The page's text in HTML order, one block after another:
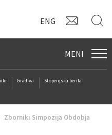
ENG
MENI
Gradiva
Stopenjska berila
Zborniki Simpozija Obdobja